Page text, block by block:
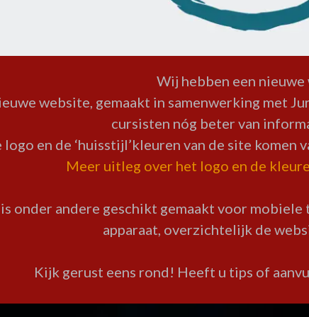
Wij hebben een
website, gemaakt in samenwerking met
cursisten nóg beter van
en de ‘huisstijl’kleuren van de site komen
Meer uitleg over het logo en de
onder andere geschikt gemaakt voor
apparaat, overzichtelijk de
Kijk gerust eens rond! Heeft u tips of